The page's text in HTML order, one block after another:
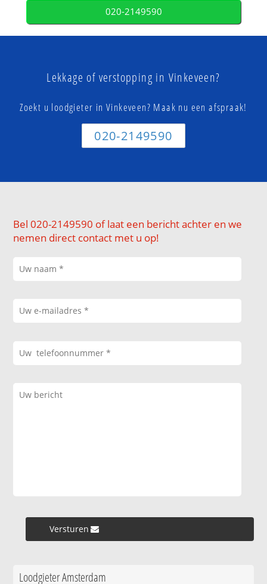
020-2149590
Lekkage of verstopping in Vinkeveen?
Zoekt u loodgieter in Vinkeveen? Maak nu een afspraak!
020-2149590
Bel 020-2149590 of laat een bericht achter en we
nemen direct contact met u op!
Versturen »
Loodgieter Amsterdam